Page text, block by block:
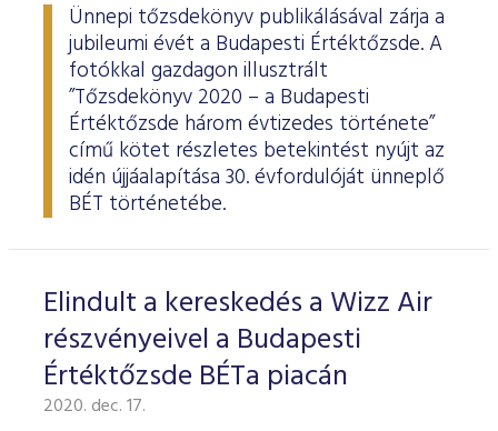
Ünnepi tőzsdekönyv publikálásával zárja a
jubileumi évét a Budapesti Értéktőzsde. A
fotókkal gazdagon illusztrált
”Tőzsdekönyv 2020 – a Budapesti
Értéktőzsde három évtizedes története”
című kötet részletes betekintést nyújt az
idén újjáalapítása 30. évfordulóját ünneplő
BÉT történetébe.
Elindult a kereskedés a Wizz Air
részvényeivel a Budapesti
Értéktőzsde BÉTa piacán
2020. dec. 17.